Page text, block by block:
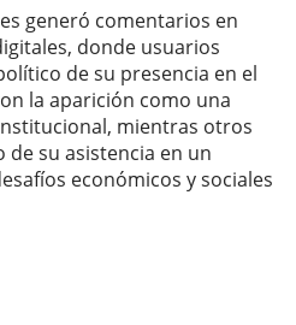
generó comentarios en
donde usuarios
de su presencia en el
la aparición como una
mientras otros
su asistencia en un
económicos y sociales